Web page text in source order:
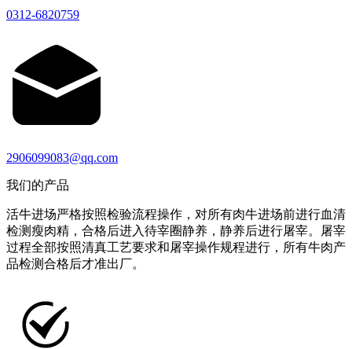
0312-6820759
2906099083@qq.com
我们的产品
活牛进场严格按照检验流程操作，对所有肉牛进场前进行血清
检测瘦肉精，合格后进入待宰圈静养，静养后进行屠宰。屠宰
过程全部按照清真工艺要求和屠宰操作规程进行，所有牛肉产
品检测合格后才准出厂。